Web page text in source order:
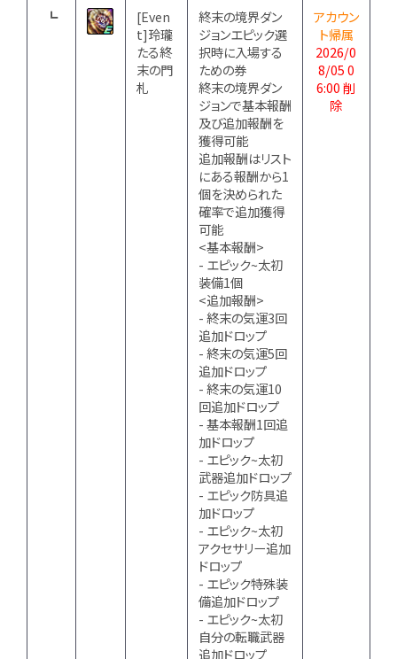
┗
[Even
t]玲瓏
たる終
末の門
札
終末の境界ダン
ジョンエピック選
択時に入場する
ための券
終末の境界ダン
ジョンで基本報酬
及び追加報酬を
獲得可能
追加報酬はリスト
にある報酬から1
個を決められた
確率で追加獲得
可能
<基本報酬>
- エピック~太初
装備1個
<追加報酬>
- 終末の気運3回
追加ドロップ
- 終末の気運5回
追加ドロップ
- 終末の気運10
回追加ドロップ
- 基本報酬1回追
加ドロップ
- エピック~太初
武器追加ドロップ
- エピック防具追
加ドロップ
- エピック~太初
アクセサリー追加
ドロップ
- エピック特殊装
備追加ドロップ
- エピック~太初
自分の転職武器
追加ドロップ
アカウン
ト帰属
2026/0
8/05 0
6:00 削
除